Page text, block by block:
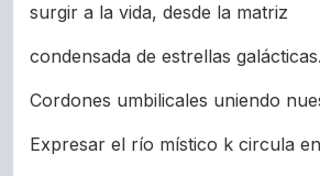
surgir a la vida, desde la matriz
condensada de estrellas galácticas.
Cordones umbilicales uniendo
Expresar el río místico k circula